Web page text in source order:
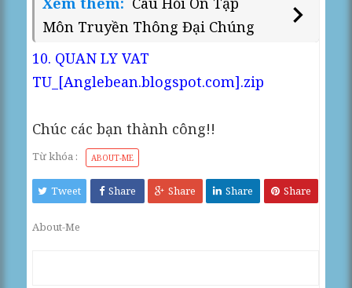
Môn Truyền Thông Đại Chúng
10. QUAN LY VAT
TU_[Anglebean.blogspot.com].zip
Chúc các bạn thành công!!
Từ khóa : ABOUT-ME
Tweet Share Share Share Share
About-Me